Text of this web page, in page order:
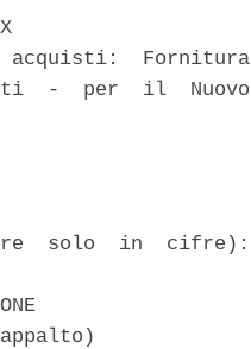
acquisti:  Fornitura
-  per  il  Nuovo
solo  in  cifre):